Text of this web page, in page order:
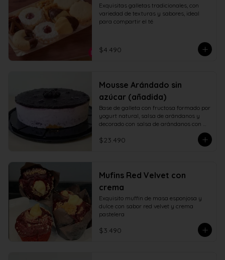
Exquisitas galletas tradicionales, con
variedad de texturas y sabores, ideal
para compartir el té
$4.490
Mousse Arándado sin
azúcar (añadida)
Base de galleta con fructosa formado por
yogurt natural, salsa de arándanos y
decorado con salsa de arándanos con
$23.490
Mufins Red Velvet con
crema
Exquisito muffin de masa esponjosa y
dulce con sabor red velvet y crema
pastelera
$3.490